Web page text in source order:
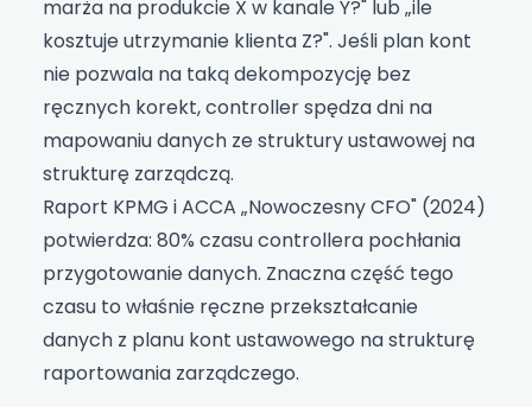
marża na produkcie X w kanale Y?" lub „ile
kosztuje utrzymanie klienta Z?". Jeśli plan kont
nie pozwala na taką dekompozycję bez
ręcznych korekt, controller spędza dni na
mapowaniu danych ze struktury ustawowej na
strukturę zarządczą.
Raport KPMG i ACCA „Nowoczesny CFO" (2024)
potwierdza: 80% czasu controllera pochłania
przygotowanie danych. Znaczna część tego
czasu to właśnie ręczne przekształcanie
danych z planu kont ustawowego na strukturę
raportowania zarządczego.